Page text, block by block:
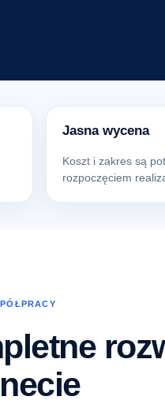
Jasna wycena
Koszt i zakres są
rozpoczęciem